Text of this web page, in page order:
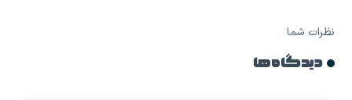
نظرات شما
دیدگاه ها